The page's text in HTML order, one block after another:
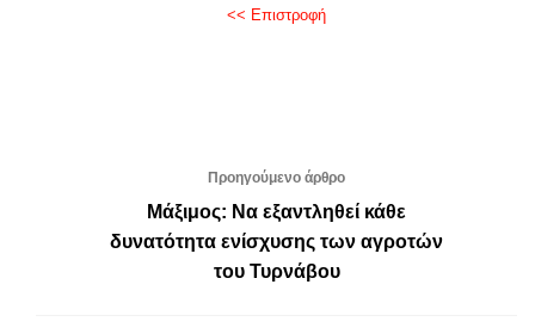
<< Επιστροφή
Προηγούμενο άρθρο
Μάξιμος: Να εξαντληθεί κάθε
δυνατότητα ενίσχυσης των αγροτών
του Τυρνάβου